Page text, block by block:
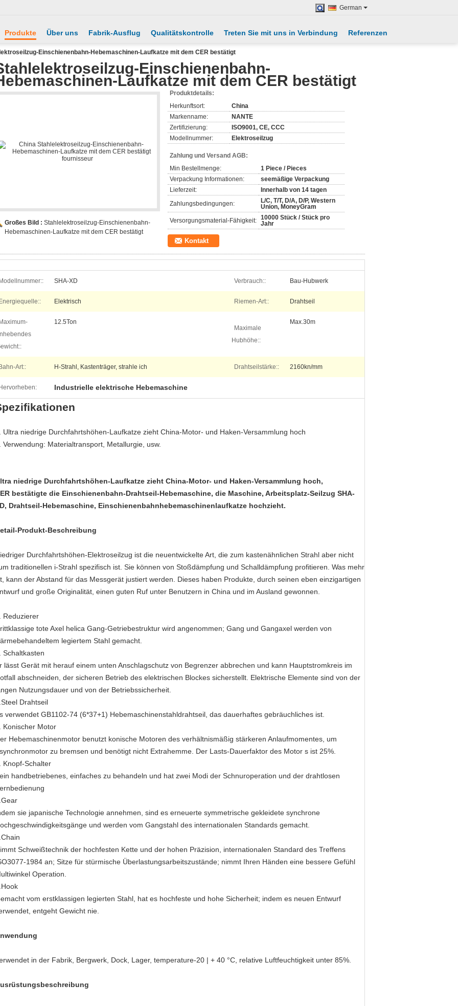
German
Produkte Über uns Fabrik-Ausflug Qualitätskontrolle Treten Sie mit uns in Verbindung Referenzen
Einschienenbahn-Hebemaschinen-Laufkatze mit dem CER bestätigt
Einschienenbahn-
Laufkatze mit dem CER bestätigt
Großes Bild : Stahlelektroseilzug-Einschienenbahn-
Hebemaschinen-Laufkatze mit dem CER bestätigt
Produktdetails:
Herkunftsort:
China
Markenname:
NANTE
Zertifizierung:
ISO9001, CE, CCC
Modellnummer:
Elektroseilzug
Zahlung und Versand AGB:
Min Bestellmenge:
1 Piece / Pieces
Verpackung Informationen:
seemäßige Verpackung
Lieferzeit:
Innerhalb von 14 tagen
Zahlungsbedingungen:
L/C, T/T, D/A, D/P, Western
Union, MoneyGram
Versorgungsmaterial-Fähigkeit: 10000 Stück / Stück pro
Jahr
Kontakt
Modellnummer:: SHA-XD Verbrauch:: Bau-Hubwerk
Energiequelle:: Elektrisch Riemen-Art:: Drahtseil
Maximum-
12.5Ton
Maximale
Hubhöhe::
Max.30m
Bahn-Art:: H-Strahl, Kastenträger, strahle ich Drahtseilstärke:: 2160kn/mm
Hervorheben: Industrielle elektrische Hebemaschine
Ultra niedrige Durchfahrtshöhen-Laufkatze zieht China-Motor- und Haken-Versammlung hoch
Verwendung: Materialtransport, Metallurgie, usw.
niedrige Durchfahrtshöhen-Laufkatze zieht China-Motor- und Haken-Versammlung hoch,
bestätigte die Einschienenbahn-Drahtseil-Hebemaschine, die Maschine, Arbeitsplatz-Seilzug SHA-
Drahtseil-Hebemaschine, Einschienenbahnhebemaschinenlaufkatze hochzieht.
Produkt-Beschreibung
Durchfahrtshöhen-Elektroseilzug ist die neuentwickelte Art, die zum kastenähnlichen Strahl aber nicht
traditionellen i-Strahl spezifisch ist. Sie können von Stoßdämpfung und Schalldämpfung profitieren. Was mehr
kann der Abstand für das Messgerät justiert werden. Dieses haben Produkte, durch seinen eben einzigartigen
und große Originalität, einen guten Ruf unter Benutzern in China und im Ausland gewonnen.
Reduzierer
tote Axel helica Gang-Getriebestruktur wird angenommen; Gang und Gangaxel werden von
legiertem Stahl gemacht.
Schaltkasten
lässt Gerät mit herauf einem unten Anschlagschutz von Begrenzer abbrechen und kann Hauptstromkreis im
abschneiden, der sicheren Betrieb des elektrischen Blockes sicherstellt. Elektrische Elemente sind von der
Nutzungsdauer und von der Betriebssicherheit.
Drahtseil
verwendet GB1102-74 (6*37+1) Hebemaschinenstahldrahtseil, das dauerhaftes gebräuchliches ist.
Konischer Motor
Hebemaschinenmotor benutzt konische Motoren des verhältnismäßig stärkeren Anlaufmomentes, um
zu bremsen und benötigt nicht Extrahemme. Der Lasts-Dauerfaktor des Motor s ist 25%.
Knopf-Schalter
handbetriebenes, einfaches zu behandeln und hat zwei Modi der Schnuroperation und der drahtlosen
sie japanische Technologie annehmen, sind es erneuerte symmetrische gekleidete synchrone
und werden vom Gangstahl des internationalen Standards gemacht.
Schweißtechnik der hochfesten Kette und der hohen Präzision, internationalen Standard des Treffens
1984 an; Sitze für stürmische Überlastungsarbeitszustände; nimmt Ihren Händen eine bessere Gefühl
Operation.
vom erstklassigen legierten Stahl, hat es hochfeste und hohe Sicherheit; indem es neuen Entwurf
entgeht Gewicht nie.
in der Fabrik, Bergwerk, Dock, Lager, temperature-20 | + 40 °C, relative Luftfeuchtigkeit unter 85%.